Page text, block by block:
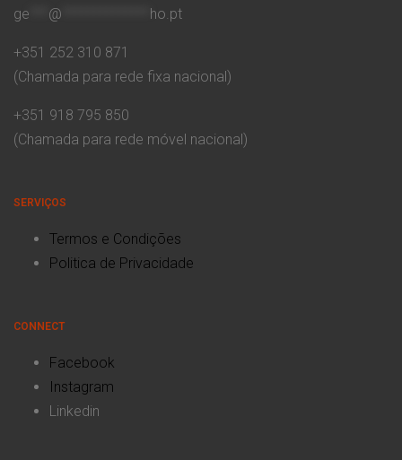
ge
@ ho.pt
+351 252 310 871
(Chamada para rede fixa nacional)
+351 918 795 850
(Chamada para rede móvel nacional)
SERVIÇOS
Termos e Condições
Politica de Privacidade
CONNECT
Facebook
Instagram
Linkedin